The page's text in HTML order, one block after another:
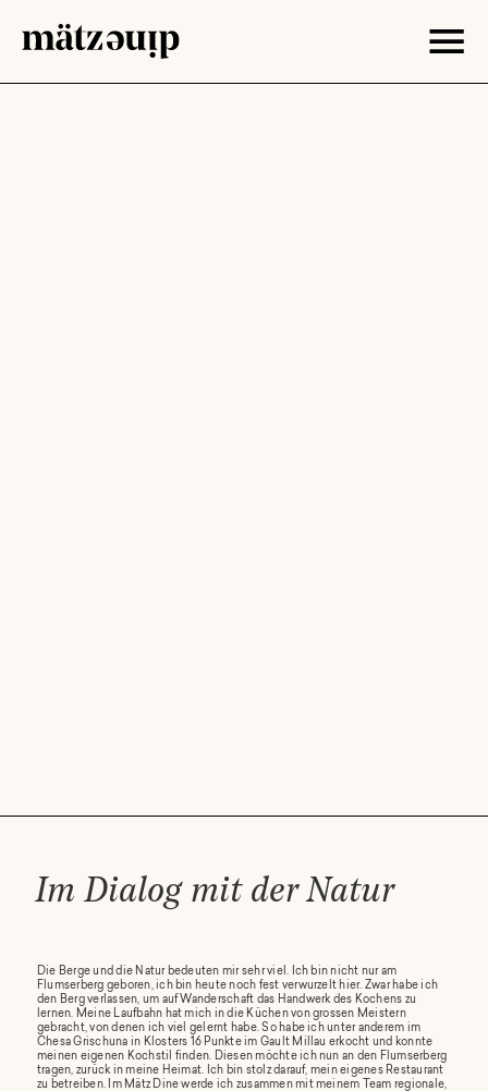
Im Dialog mit der Natur
Die Berge und die Natur bedeuten mir sehr viel. Ich bin nicht nur am
Flumserberg geboren, ich bin heute noch fest verwurzelt hier. Zwar habe ich
den Berg verlassen, um auf Wanderschaft das Handwerk des Kochens zu
lernen. Meine Laufbahn hat mich in die Küchen von grossen Meistern
gebracht, von denen ich viel gelernt habe. So habe ich unter anderem im
Chesa Grischuna in Klosters 16 Punkte im Gault Millau erkocht und konnte
meinen eigenen Kochstil finden. Diesen möchte ich nun an den Flumserberg
tragen, zurück in meine Heimat. Ich bin stolz darauf, mein eigenes Restaurant
zu betreiben. Im Mätz Dine werde ich zusammen mit meinem Team regionale,